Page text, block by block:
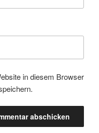
in diesem Browser